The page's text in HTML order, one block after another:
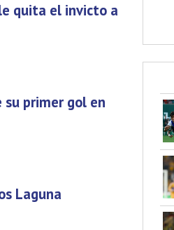
quita el invicto a
su primer gol en
Laguna